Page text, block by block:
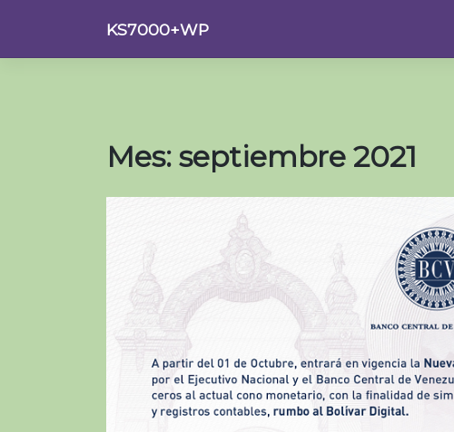
contenido
KS7000+WP
Mes: septiembre 2021